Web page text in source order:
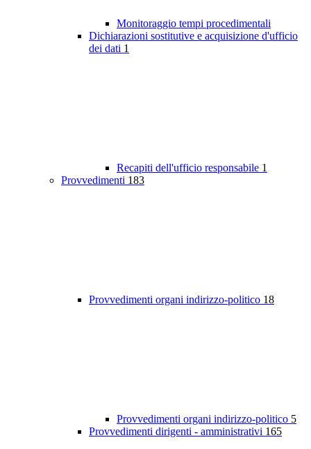
Monitoraggio tempi procedimentali
Dichiarazioni sostitutive e acquisizione d'ufficio
dei dati 1
Recapiti dell'ufficio responsabile 1
Provvedimenti 183
Provvedimenti organi indirizzo-politico 18
Provvedimenti organi indirizzo-politico 5
Provvedimenti dirigenti - amministrativi 165